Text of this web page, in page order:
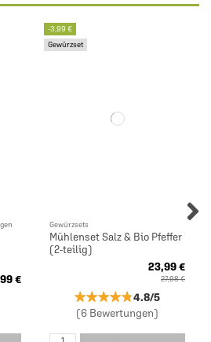
€
-3,99 €
Gewürzset
Gewürzsets
Mühlenset Salz & Bio Pfeffer
(2-teilig)
23,99 €
27,98 €
★★★★★
★★★★★4.8/5
(6 Bewertungen)